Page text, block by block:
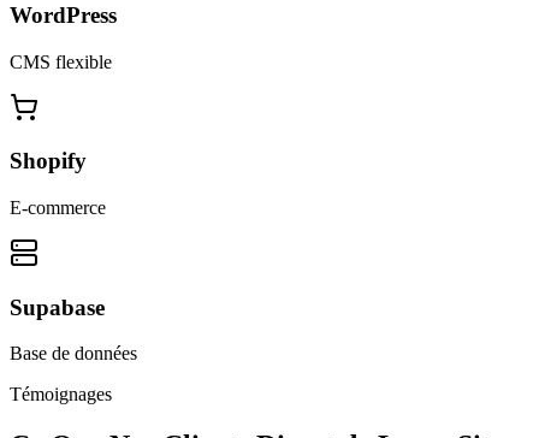
WordPress
CMS flexible
Shopify
E-commerce
Supabase
Base de données
Témoignages